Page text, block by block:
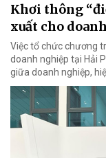
Khơi thông
xuất cho
Việc tổ chức chương
doanh nghiệp tại Hải
giữa doanh nghiệp,